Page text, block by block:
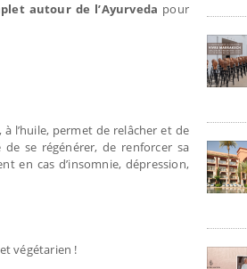
autour de l’Ayurveda pour
l’huile, permet de relâcher et de
se régénérer, de renforcer sa
en cas d’insomnie, dépression,
végétarien !